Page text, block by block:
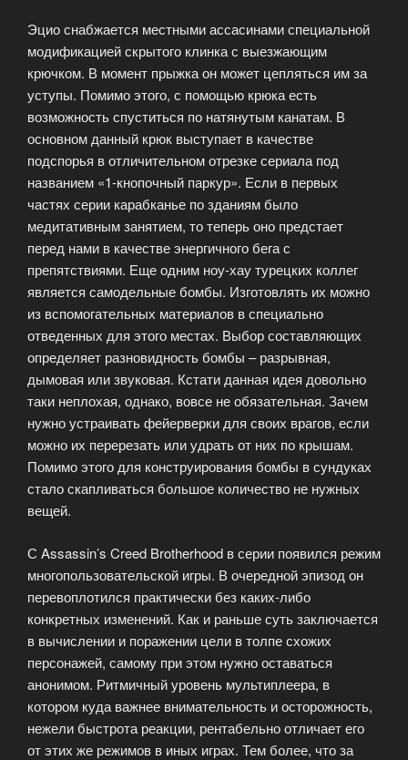
Эцио снабжается местными ассасинами специальной
модификацией скрытого клинка с выезжающим
крючком. В момент прыжка он может цепляться им за
уступы. Помимо этого, с помощью крюка есть
возможность спуститься по натянутым канатам. В
основном данный крюк выступает в качестве
подспорья в отличительном отрезке сериала под
названием «1-кнопочный паркур». Если в первых
частях серии карабканье по зданиям было
медитативным занятием, то теперь оно предстает
перед нами в качестве энергичного бега с
препятствиями. Еще одним ноу-хау турецких коллег
является самодельные бомбы. Изготовлять их можно
из вспомогательных материалов в специально
отведенных для этого местах. Выбор составляющих
определяет разновидность бомбы – разрывная,
дымовая или звуковая. Кстати данная идея довольно
таки неплохая, однако, вовсе не обязательная. Зачем
нужно устраивать фейерверки для своих врагов, если
можно их перерезать или удрать от них по крышам.
Помимо этого для конструирования бомбы в сундуках
стало скапливаться большое количество не нужных
вещей.
С Assassin’s Creed Brotherhood в серии появился режим
многопользовательской игры. В очередной эпизод он
перевоплотился практически без каких-либо
конкретных изменений. Как и раньше суть заключается
в вычислении и поражении цели в толпе схожих
персонажей, самому при этом нужно оставаться
анонимом. Ритмичный уровень мультиплеера, в
котором куда важнее внимательность и осторожность,
нежели быстрота реакции, рентабельно отличает его
от этих же режимов в иных играх. Тем более, что за